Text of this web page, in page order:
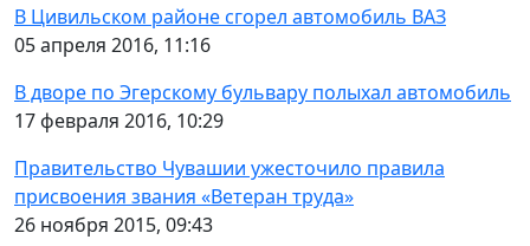
В Цивильском районе сгорел автомобиль ВАЗ
05 апреля 2016, 11:16
В дворе по Эгерскому бульвару полыхал автомобиль
17 февраля 2016, 10:29
Правительство Чувашии ужесточило правила
присвоения звания «Ветеран труда»
26 ноября 2015, 09:43